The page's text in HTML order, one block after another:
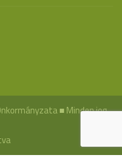
■ Minden jog